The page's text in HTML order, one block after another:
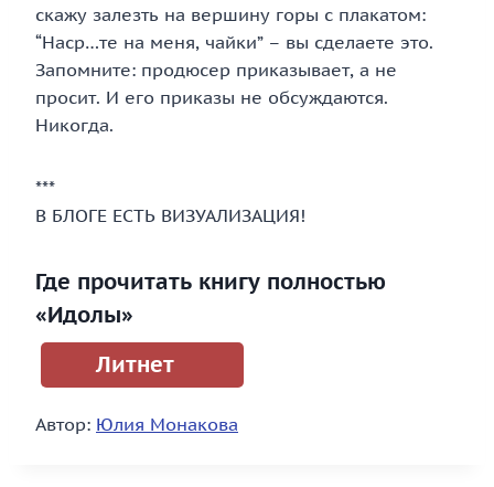
скажу залезть на вершину горы с плакатом:
“Наср…те на меня, чайки” – вы сделаете это.
Запомните: продюсер приказывает, а не
просит. И его приказы не обсуждаются.
Никогда.
***
В БЛОГЕ ЕСТЬ ВИЗУАЛИЗАЦИЯ!
Где прочитать книгу полностью
«Идолы»
Литнет
Автор: Юлия Монакова